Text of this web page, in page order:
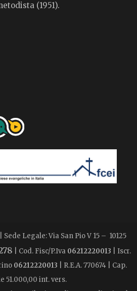
(1951).
Legale: Via San Pio V 15 – 10125
| Cod. Fisc/P.Iva 06212220013 | Iscr.
06212220013 | R.E.A. 770674 | Cap.
51.000,00 int. vers.